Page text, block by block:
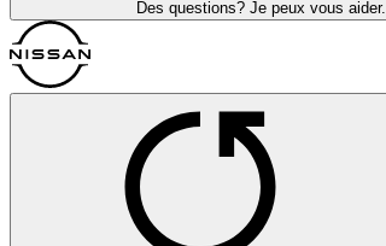
Des questions? Je peux vous aider.